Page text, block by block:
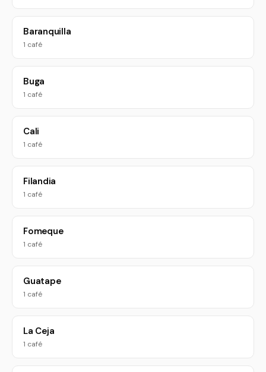
Baranquilla
1 café
Buga
1 café
Cali
1 café
Filandia
1 café
Fomeque
1 café
Guatape
1 café
La Ceja
1 café